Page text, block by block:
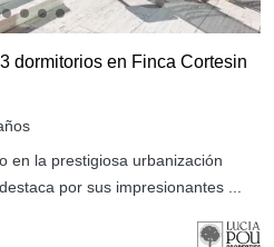
dormitorios en Finca Cortesin
en la prestigiosa urbanización
por sus impresionantes ...